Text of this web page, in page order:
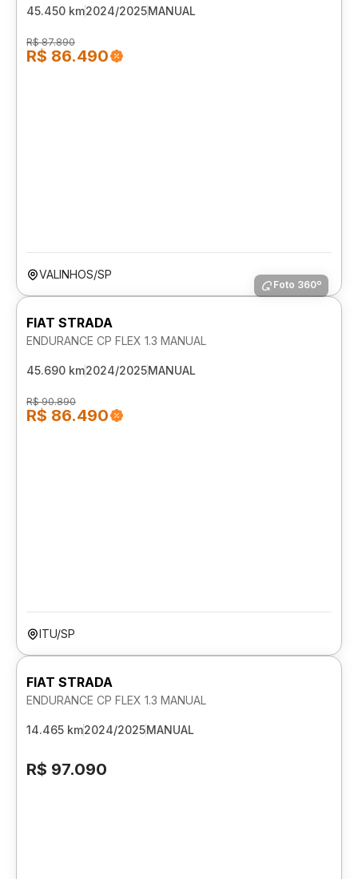
45.450 km2024/2025MANUAL
R$ 87.890
R$ 86.490
VALINHOS/SP
Foto 360º
FIAT STRADA
ENDURANCE CP FLEX 1.3 MANUAL
45.690 km2024/2025MANUAL
R$ 90.890
R$ 86.490
ITU/SP
FIAT STRADA
ENDURANCE CP FLEX 1.3 MANUAL
14.465 km2024/2025MANUAL
R$ 97.090